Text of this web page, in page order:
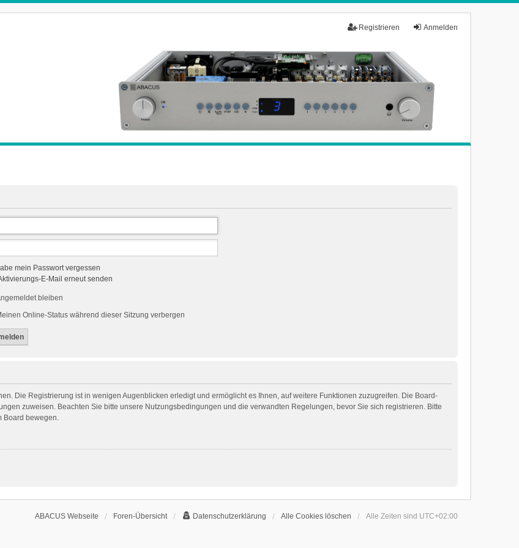
Anmelden
Registrieren
mein Passwort vergessen
E-Mail erneut senden
bleiben
Online-Status während dieser Sitzung verbergen
Die Registrierung ist in wenigen Augenblicken erledigt und ermöglicht es Ihnen, auf weitere Funktionen zuzugreifen. Die Board-
zuweisen. Beachten Sie bitte unsere Nutzungsbedingungen und die verwandten Regelungen, bevor Sie sich registrieren. Bitte
Board bewegen.
ABACUS Webseite Foren-Übersicht Datenschutzerklärung Alle Cookies löschen Alle Zeiten sind UTC+02:00